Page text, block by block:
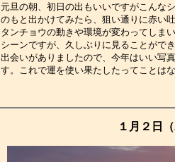
元旦の朝、初日の出もいいですがこんな
のもと出かけてみたら、狙い通りに赤い
タンチョウの動きや環境が変わってしま
シーンですが、久しぶりに見ることがで
出会いがありましたので、今年はいい写
す。これで運を使い果たしたっ
１月２日（